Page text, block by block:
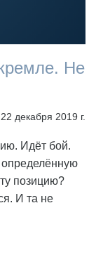
Не
22 декабря 2019 г.
Идёт бой.
определённую
позицию?
И та не